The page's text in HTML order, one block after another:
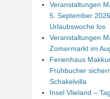
Veranstaltungen
5. September
Urlaubswoche los
Veranstaltungen
Zomermarkt im
Ferienhaus
Frühbucher
Schakelvilla
Insel Vlieland –